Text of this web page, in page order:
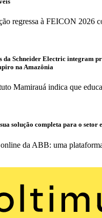
regressa à FEICON 2026
da Schneider Electric integram
na Amazônia
Mamirauá indica que
solução completa para o setor
da ABB: uma